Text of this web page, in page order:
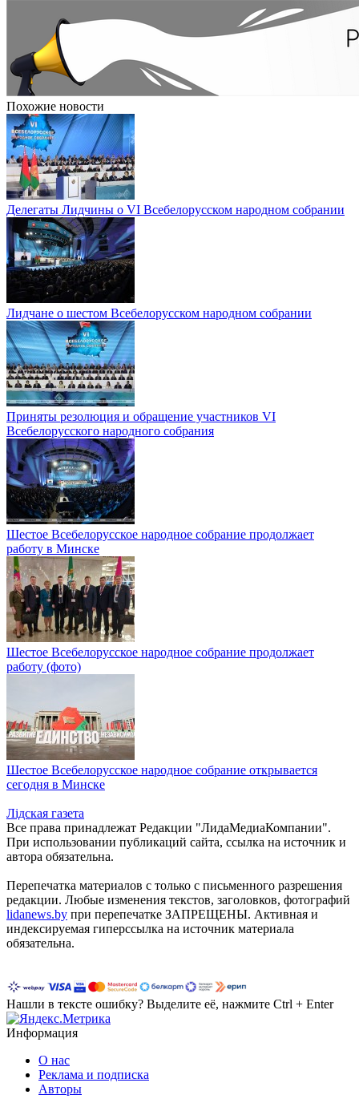
Похожие новости
Делегаты Лидчины о VI Всебелорусском народном собрании
Лидчане о шестом Всебелорусском народном собрании
Приняты резолюция и обращение участников VI
Всебелорусского народного собрания
Шестое Всебелорусское народное собрание продолжает
работу в Минске
Шестое Всебелорусское народное собрание продолжает
работу (фото)
Шестое Всебелорусское народное собрание открывается
сегодня в Минске
Лiдская газета
Все права принадлежат Редакции "ЛидаМедиаКомпании".
При использовании публикаций сайта, ссылка на источник и
автора обязательна.
Перепечатка материалов c только с письменного разрешения
редакции. Любые изменения текстов, заголовков, фотографий
lidanews.by при перепечатке ЗАПРЕЩЕНЫ. Активная и
индексируемая гиперссылка на источник материала
обязательна.
Нашли в тексте ошибку? Выделите её, нажмите Ctrl + Enter
Информация
О нас
Реклама и подписка
Авторы